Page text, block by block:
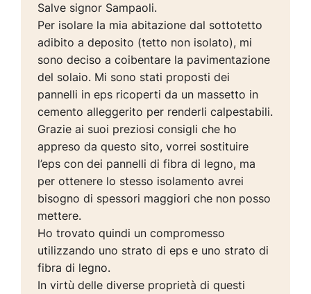
Salve signor Sampaoli.
Per isolare la mia abitazione dal sottotetto
adibito a deposito (tetto non isolato), mi
sono deciso a coibentare la pavimentazione
del solaio. Mi sono stati proposti dei
pannelli in eps ricoperti da un massetto in
cemento alleggerito per renderli calpestabili.
Grazie ai suoi preziosi consigli che ho
appreso da questo sito, vorrei sostituire
l’eps con dei pannelli di fibra di legno, ma
per ottenere lo stesso isolamento avrei
bisogno di spessori maggiori che non posso
mettere.
Ho trovato quindi un compromesso
utilizzando uno strato di eps e uno strato di
fibra di legno.
In virtù delle diverse proprietà di questi